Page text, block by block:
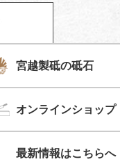
宮越製砥の砥石
オンラインショップ
最新情報はこちらへ